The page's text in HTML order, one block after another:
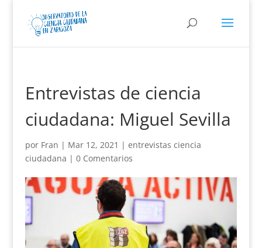
Entrevistas de ciencia
ciudadana: Miguel Sevilla
por Fran | Mar 12, 2021 | entrevistas ciencia
ciudadana | 0 Comentarios